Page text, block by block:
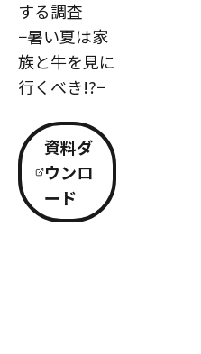
する調査
−暑い夏は家
族と牛を見に
行くべき!?−
資料ダ
ウンロ
ード